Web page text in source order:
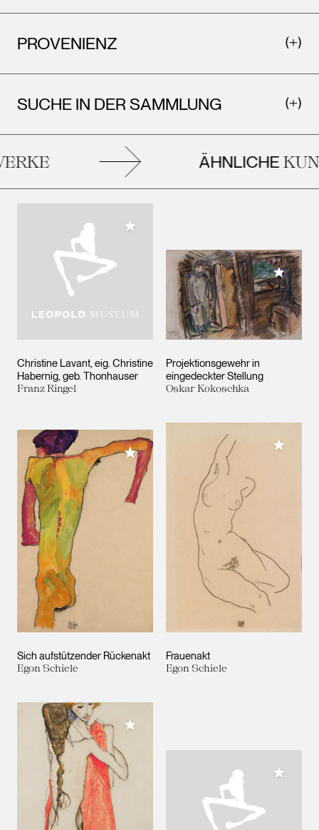
PROVENIENZ
SUCHE IN DER SAMMLUNG
ÄHNLICHE
Christine Lavant, eig. Christine
Habernig, geb. Thonhauser
Franz Ringel
Meiner Sammlung hinzufügen
Projektionsgewehr in
eingedeckter Stellung
Oskar Kokoschka
Meiner
Sich aufstützender Rückenakt
Egon Schiele
Meiner Sammlung hinzufügen
Frauenakt
Egon Schiele
Meiner
Meiner Sammlung hinzufügen
Meiner